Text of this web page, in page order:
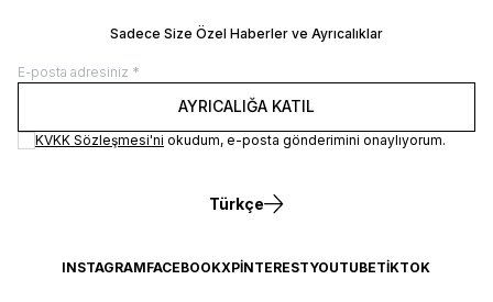
Sadece Size Özel Haberler ve Ayrıcalıklar
AYRICALIĞA KATIL
KVKK Sözleşmesi'ni okudum, e-posta gönderimini onaylıyorum.
Türkçe
INSTAGRAMFACEBOOKXPINTERESTYOUTUBETIKTOK